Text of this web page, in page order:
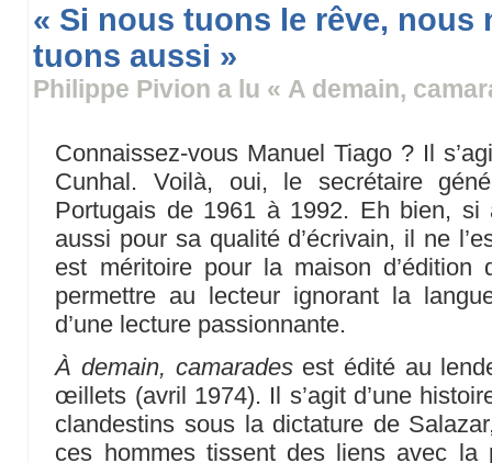
« Si nous tuons le rêve, nous
tuons aussi »
Philippe Pivion a lu « A demain,
Connaissez-vous Manuel Tiago ? Il
Cunhal. Voilà, oui, le secrétaire
Portugais de 1961 à 1992. Eh bien, si
aussi pour sa qualité d’écrivain, il ne
est méritoire pour la maison d’édition
permettre au lecteur ignorant la
d’une lecture passionnante.
À demain, camaradesest édité au
œillets (avril 1974). Il s’agit d’une
clandestins sous la dictature de
ces hommes tissent des liens avec la